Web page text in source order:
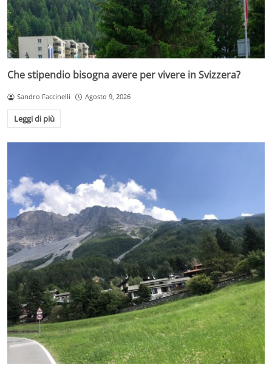
Che stipendio bisogna avere per vivere in Svizzera?
Sandro Faccinelli Agosto 9, 2026
Leggi di più